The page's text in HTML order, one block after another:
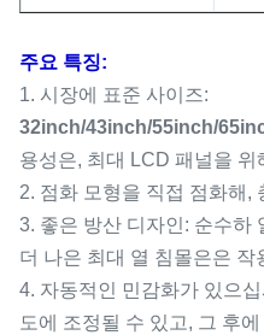
주요 특징:
1. 시장에 표준 사이즈:
32inch/43inch/55inch/
용성은, 최대 LCD 패널을 위
2. 점화 모형을 직접 점화해,
3. 좋은 방산 디자인: 순수하
더 나은 최대 열 침몰은은 작
4. 자동적인 민감화가 있으
도에 조정될 수 있고, 그 후